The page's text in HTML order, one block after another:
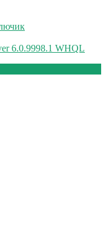
6.0.9998.1 WHQL